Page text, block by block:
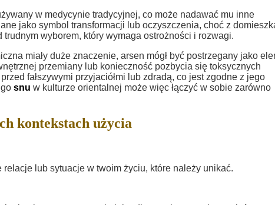
w medycynie tradycyjnej, co może nadawać mu inne
jako symbol transformacji lub oczyszczenia, choć z
wyborem, który wymaga ostrożności i rozwagi.
miały duże znaczenie, arsen mógł być postrzegany jako
przemiany lub konieczność pozbycia się toksycznych
fałszywymi przyjaciółmi lub zdradą, co jest zgodne z jego
snu w kulturze orientalnej może więc łączyć w sobie zarówno
kontekstach użycia
lub sytuacje w twoim życiu, które należy unikać.